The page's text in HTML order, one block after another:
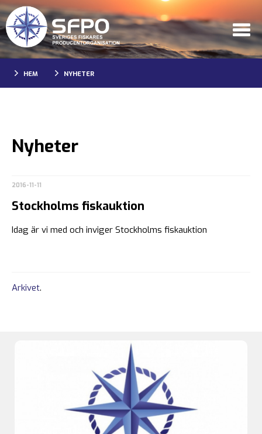
HEM NYHETER
Nyheter
2016-11-11
Stockholms fiskauktion
Idag är vi med och inviger Stockholms fiskauktion
Arkivet.